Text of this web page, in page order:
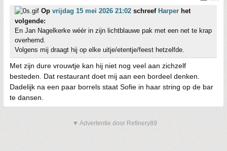
Op vrijdag 15 mei 2026 21:02 schreef Harper het
volgende:
En Jan Nagelkerke wéér in zijn lichtblauwe pak met een net te krap
overhemd.
Volgens mij draagt hij op elke uitje/etentje/feest hetzelfde.
Met zijn dure vrouwtje kan hij niet nog veel aan zichzelf
besteden. Dat restaurant doet mij aan een bordeel denken.
Dadelijk na een paar borrels staat Sofie in haar string op de bar
te dansen.
▼ Advertentie door Refinery89